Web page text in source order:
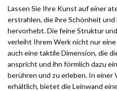
Lassen Sie Ihre Kunst auf einer
erstrahlen, die ihre Schönheit
hervorhebt. Die feine Struktur
verleiht Ihrem Werk nicht nur
auch eine taktile Dimension, die
anspricht und ihn förmlich dazu
berühren und zu erleben. In einer
erhältlich, bietet die Leinwand